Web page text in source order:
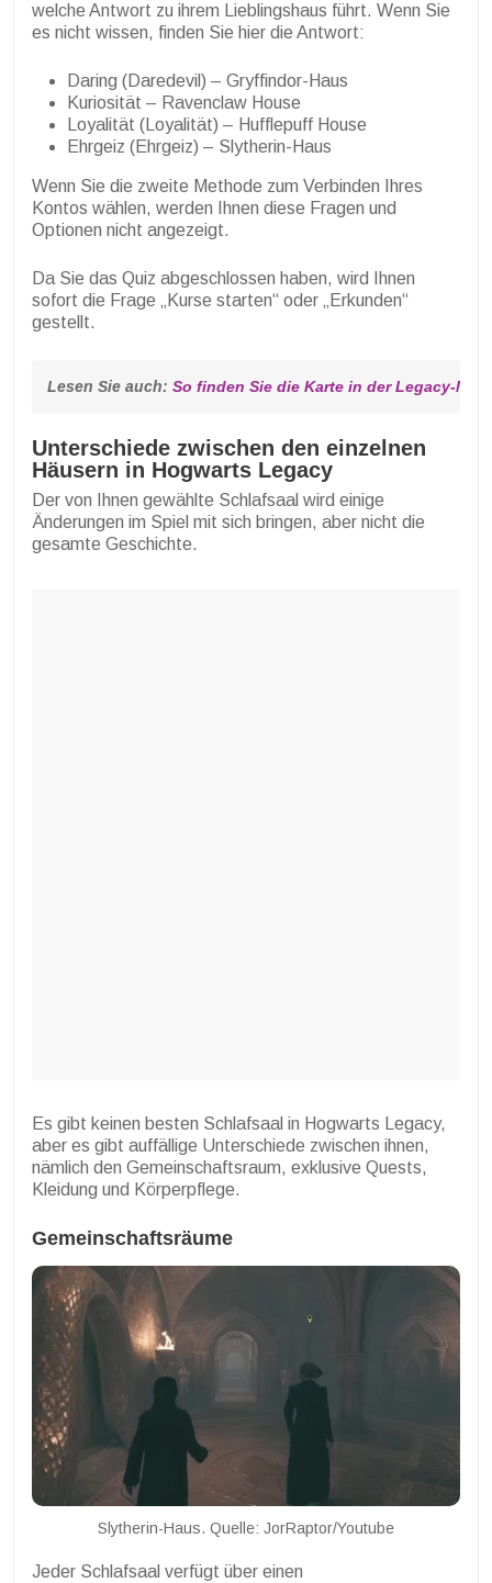
welche Antwort zu ihrem Lieblingshaus führt. Wenn Sie
es nicht wissen, finden Sie hier die Antwort:
Daring (Daredevil) – Gryffindor-Haus
Kuriosität – Ravenclaw House
Loyalität (Loyalität) – Hufflepuff House
Ehrgeiz (Ehrgeiz) – Slytherin-Haus
Wenn Sie die zweite Methode zum Verbinden Ihres
Kontos wählen, werden Ihnen diese Fragen und
Optionen nicht angezeigt.
Da Sie das Quiz abgeschlossen haben, wird Ihnen
sofort die Frage „Kurse starten“ oder „Erkunden“
gestellt.
Lesen Sie auch: So finden Sie die Karte in der Legacy-
Unterschiede zwischen den einzelnen
Häusern in Hogwarts Legacy
Der von Ihnen gewählte Schlafsaal wird einige
Änderungen im Spiel mit sich bringen, aber nicht die
gesamte Geschichte.
Es gibt keinen besten Schlafsaal in Hogwarts Legacy,
aber es gibt auffällige Unterschiede zwischen ihnen,
nämlich den Gemeinschaftsraum, exklusive Quests,
Kleidung und Körperpflege.
Gemeinschaftsräume
Slytherin-Haus. Quelle: JorRaptor/Youtube
Jeder Schlafsaal verfügt über einen